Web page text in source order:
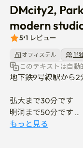
DMcity2,
modern
5•1 レビュー
オフィステル 単
このテキストは自
地下鉄9号線駅から2
弘大まで30分です
明洞まで50分です
ゴーチャック·スカ
もっと見る